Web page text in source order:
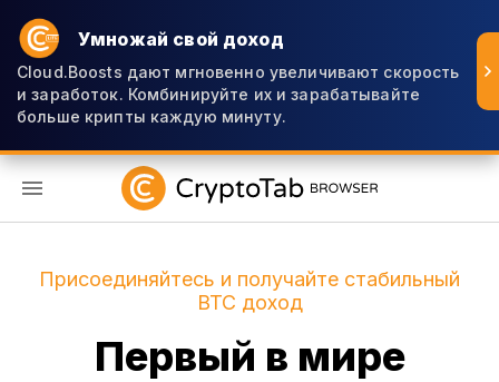
Умножай свой доход
Cloud.Boosts дают мгновенно увеличивают скорость
и заработок. Комбинируйте их и зарабатывайте
больше крипты каждую минуту.
Присоединяйтесь и получайте стабильный
BTC доход
Первый в мире